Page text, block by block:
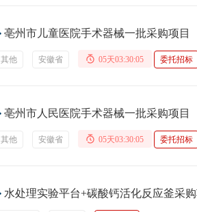
亳州市儿童医院手术器械一批采购项目
其他 安徽省 05天03:30:04 委托招标
亳州市人民医院手术器械一批采购项目
其他 安徽省 05天03:30:04 委托招标
水处理实验平台+碳酸钙活化反应釜采